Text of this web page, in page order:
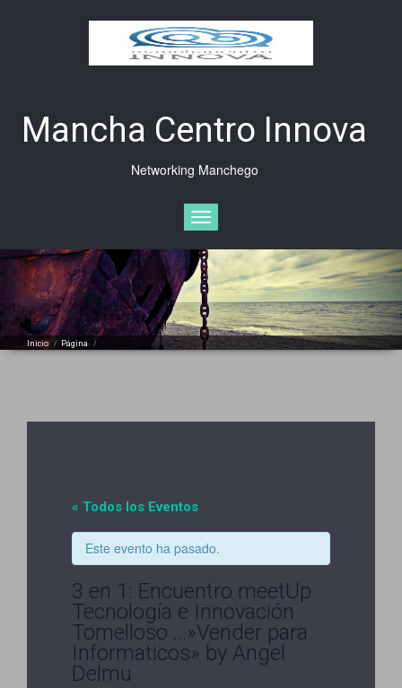
Mancha Centro Innova
Networking Manchego
Cambiar
navegación
Inicio / Página/
« Todos los Eventos
Este evento ha pasado.
3 en 1: Encuentro meetUp
Tecnología e Innovación
Tomelloso …»Vender para
Informaticos» by Angel
Delmu